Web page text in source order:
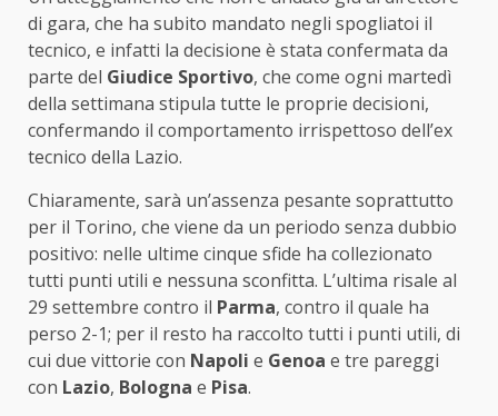
di gara, che ha subito mandato negli spogliatoi il
tecnico, e infatti la decisione è stata confermata da
parte del Giudice Sportivo, che come ogni martedì
della settimana stipula tutte le proprie decisioni,
confermando il comportamento irrispettoso dell’ex
tecnico della Lazio.
Chiaramente, sarà un’assenza pesante soprattutto
per il Torino, che viene da un periodo senza dubbio
positivo: nelle ultime cinque sfide ha collezionato
tutti punti utili e nessuna sconfitta. L’ultima risale al
29 settembre contro il Parma, contro il quale ha
perso 2-1; per il resto ha raccolto tutti i punti utili, di
cui due vittorie con Napoli e Genoa e tre pareggi
con Lazio, Bologna e Pisa.